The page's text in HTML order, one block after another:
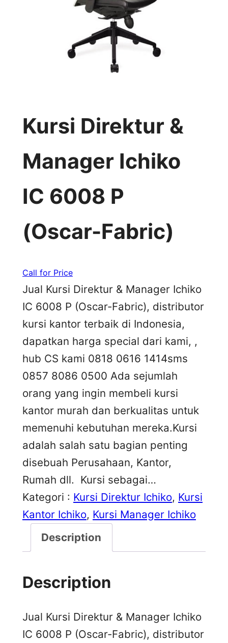
Kursi Direktur &
Manager Ichiko
IC 6008 P
(Oscar-Fabric)
Call for Price
Jual Kursi Direktur & Manager Ichiko
IC 6008 P (Oscar-Fabric), distributor
kursi kantor terbaik di Indonesia,
dapatkan harga special dari kami, ,
hub CS kami 0818 0616 1414sms
0857 8086 0500 Ada sejumlah
orang yang ingin membeli kursi
kantor murah dan berkualitas untuk
memenuhi kebutuhan mereka.Kursi
adalah salah satu bagian penting
disebuah Perusahaan, Kantor,
Rumah dll. Kursi sebagai…
Kategori : Kursi Direktur Ichiko, Kursi
Kantor Ichiko, Kursi Manager Ichiko
Description
Description
Jual Kursi Direktur & Manager Ichiko
IC 6008 P (Oscar-Fabric), distributor